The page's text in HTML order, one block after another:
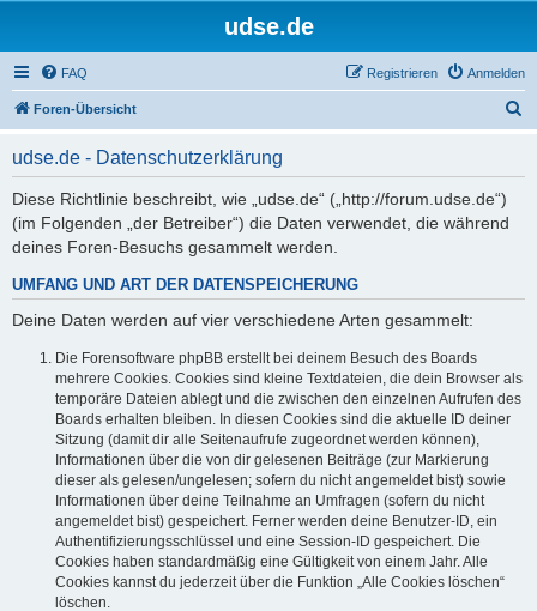
udse.de
FAQ Anmelden
Registrieren
Foren-Übersicht
udse.de - Datenschutzerklärung
Diese Richtlinie beschreibt, wie „udse.de“ („http://forum.udse.de“)
(im Folgenden „der Betreiber“) die Daten verwendet, die während
deines Foren-Besuchs gesammelt werden.
UMFANG UND ART DER DATENSPEICHERUNG
Deine Daten werden auf vier verschiedene Arten gesammelt:
Die Forensoftware phpBB erstellt bei deinem Besuch des Boards
mehrere Cookies. Cookies sind kleine Textdateien, die dein Browser als
temporäre Dateien ablegt und die zwischen den einzelnen Aufrufen des
Boards erhalten bleiben. In diesen Cookies sind die aktuelle ID deiner
Sitzung (damit dir alle Seitenaufrufe zugeordnet werden können),
Informationen über die von dir gelesenen Beiträge (zur Markierung
dieser als gelesen/ungelesen; sofern du nicht angemeldet bist) sowie
Informationen über deine Teilnahme an Umfragen (sofern du nicht
angemeldet bist) gespeichert. Ferner werden deine Benutzer-ID, ein
Authentifizierungsschlüssel und eine Session-ID gespeichert. Die
Cookies haben standardmäßig eine Gültigkeit von einem Jahr. Alle
Cookies kannst du jederzeit über die Funktion „Alle Cookies löschen“
löschen.